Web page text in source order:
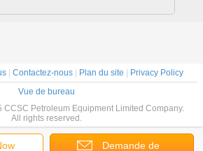
syndicats de
Demande de
| Contactez-nous | Plan du site | Privacy Policy
Vue de bureau
Petroleum Equipment Limited Company.
All rights reserved.